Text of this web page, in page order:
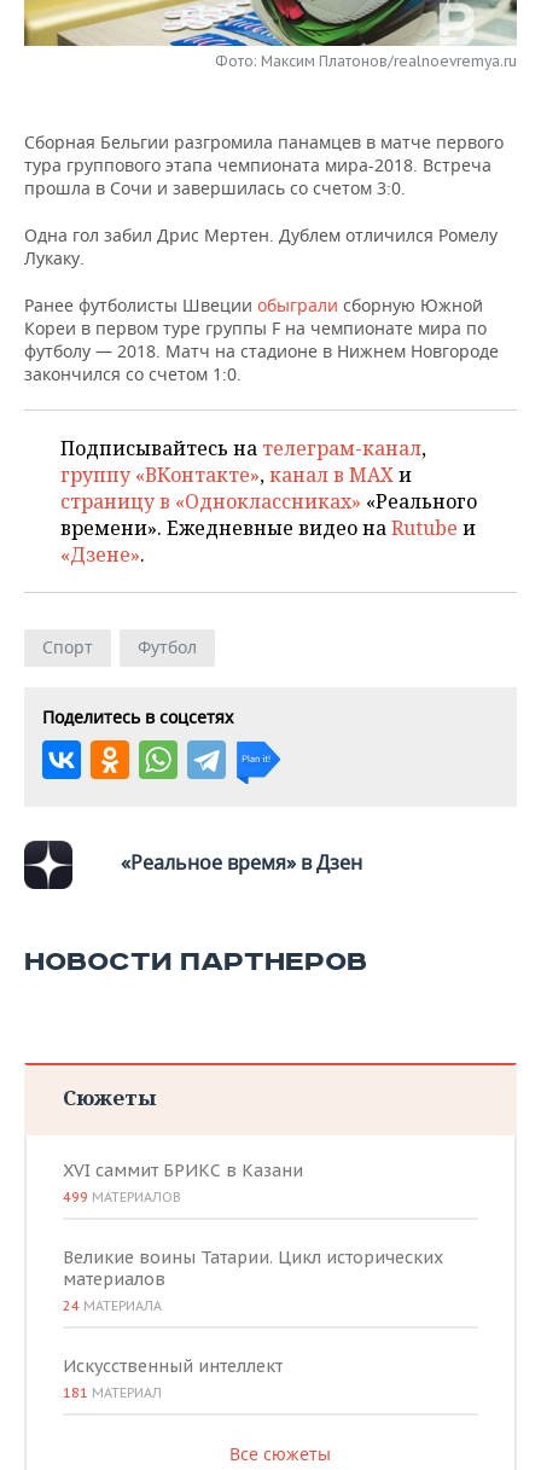
НЕФТЕХИМИЯ
ЭНЕРГЕТИКА
РОЗНИЧНАЯ ТОРГОВЛЯ
УСЛУГИ
НОВОСТИ ТЕХНОЛОГИЙ
МЕДИА
МЕРОПРИЯТИЯ
ВЫЕЗДНАЯ РЕДАКЦИЯ
ONLINE-КОНФЕРЕНЦИИ
ОТКРЫТАЯ ЛЕКЦИЯ
НОВОСТИ СПОРТА
ХОККЕЙ
БАСКЕТБОЛ
ВОЛЕЙБОЛ
ФИГУРНОЕ КАТАНИЕ
ВОДНЫЕ ВИДЫ СПОРТА
ХОККЕЙ С МЯЧОМ
ОБЩЕСТВО
ВЛАСТЬ
ИНФРАСТРУКТУРА
ИСТОРИЯ
МЕДИЦИНА
ОБРАЗОВАНИЕ
ПРОИСШЕСТВИЯ
СЮЖЕТЫ
СПРАВОЧНИК
СПИСОК ПЕРСОН
ПОЛНАЯ ВЕРСИЯ
Фото: Максим Платонов/realnoevremya.ru
Сборная Бельгии разгромила панамцев в матче первого
тура группового этапа чемпионата мира-2018. Встреча
прошла в Сочи и завершилась со счетом 3:0.
Одна гол забил Дрис Мертен. Дублем отличился Ромелу
Лукаку.
Ранее футболисты Швеции обыграли сборную Южной
Кореи в первом туре группы F на чемпионате мира по
футболу — 2018. Матч на стадионе в Нижнем Новгороде
закончился со счетом 1:0.
Подписывайтесь на телеграм-канал,
группу «ВКонтакте»,канал в MAXи
страницу в «Одноклассниках» «Реального
времени». Ежедневные видео наRutube и
«Дзене».
Спорт Футбол
Поделитесь в соцсетях
«Реальное время» в Дзен
НОВОСТИ ПАРТНЕРОВ
Сюжеты
XVI саммит БРИКС в Казани
499 МАТЕРИАЛОВ
Великие воины Татарии. Цикл исторических
материалов
24 МАТЕРИАЛА
Искусственный интеллект
181 МАТЕРИАЛ
Все сюжеты